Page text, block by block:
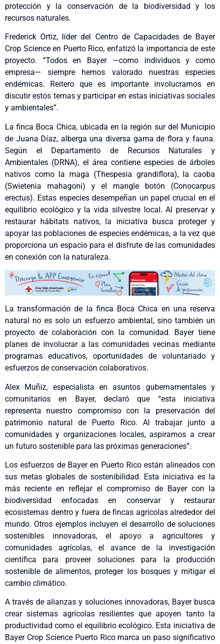
protección y la conservación de la biodiversidad y los
recursos naturales.
Frederick Ortiz, líder del Centro de Capacidades de Bayer
Crop Science en Puerto Rico, enfatizó la importancia de este
proyecto. “Todos en Bayer —como individuos y como
empresa— siempre hemos valorado nuestras especies
endémicas. Reitero que es importante involucrarnos en
discutir estos temas y participar en estas iniciativas sociales
y ambientales”.
La finca Boca Chica, ubicada en la región sur del Municipio
de Juana Díaz, alberga una diversa gama de flora y fauna.
Según el Departamento de Recursos Naturales y
Ambientales (DRNA), el área contiene especies de árboles
nativos como la maga (Thespesia grandiflora), la caoba
(Swietenia mahagoni) y el mangle botón (Conocarpus
erectus). Estas especies desempeñan un papel crucial en el
equilibrio ecológico y la vida silvestre local. Al preservar y
restaurar hábitats nativos, la iniciativa busca proteger y
apoyar las poblaciones de especies endémicas, a la vez que
proporciona un espacio para el disfrute de las comunidades
en conexión con la naturaleza.
La transformación de la finca Boca Chica en una reserva
natural no es solo un esfuerzo ambiental, sino también un
proyecto de colaboración con la comunidad. Bayer tiene
planes de involucrar a las comunidades vecinas mediante
programas educativos, oportunidades de voluntariado y
esfuerzos de conservación colaborativos.
Alex Muñiz, especialista en asuntos gubernamentales y
comunitarios en Bayer, declaró que “esta iniciativa
representa nuestro compromiso con la preservación del
patrimonio natural de Puerto Rico. Al trabajar junto a
comunidades y organizaciones locales, aspiramos a crear
un futuro sostenible para las próximas generaciones”.
Los esfuerzos de Bayer en Puerto Rico están alineados con
sus metas globales de sostenibilidad. Esta iniciativa es la
más reciente en reflejar el compromiso de Bayer con la
biodiversidad enfocadas en conservar y restaurar
ecosistemas dentro y fuera de fincas agrícolas alrededor del
mundo. Otros ejemplos incluyen el desarrollo de soluciones
sostenibles innovadoras, el apoyo a agricultores y
comunidades agrícolas, el avance de la investigación
científica para proveer soluciones para la producción
sostenible de alimentos, proteger los bosques y mitigar el
cambio climático.
A través de alianzas y soluciones innovadoras, Bayer busca
crear sistemas agrícolas resilientes que apoyen tanto la
productividad como el equilibrio ecológico. Esta iniciativa de
Bayer Crop Science Puerto Rico marca un paso significativo